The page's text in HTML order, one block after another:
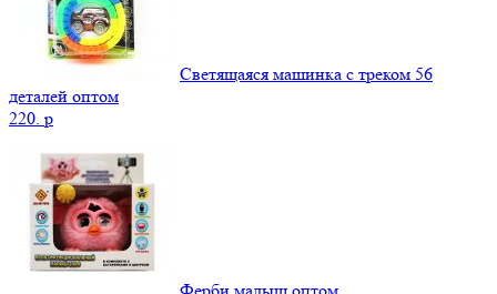
Светящаяся машинка с треком 56
деталей оптом
220. p
Ферби малыш оптом